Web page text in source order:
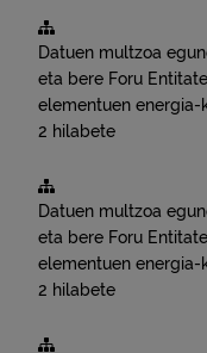
Datuen multzoa
eta bere Foru
elementuen
2 hilabete
Datuen multzoa
eta bere Foru
elementuen
2 hilabete